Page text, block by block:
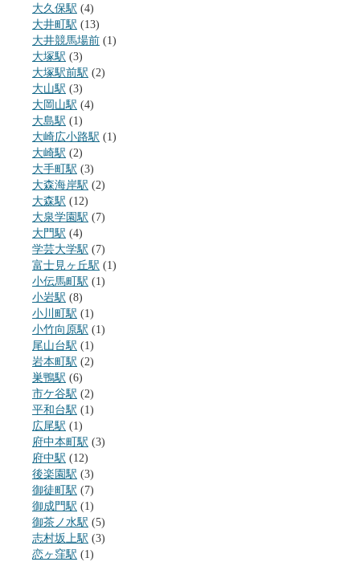
大久保駅 (4)
大井町駅 (13)
大井競馬場前 (1)
大塚駅 (3)
大塚駅前駅 (2)
大山駅 (3)
大岡山駅 (4)
大島駅 (1)
大崎広小路駅 (1)
大崎駅 (2)
大手町駅 (3)
大森海岸駅 (2)
大森駅 (12)
大泉学園駅 (7)
大門駅 (4)
学芸大学駅 (7)
富士見ヶ丘駅 (1)
小伝馬町駅 (1)
小岩駅 (8)
小川町駅 (1)
小竹向原駅 (1)
尾山台駅 (1)
岩本町駅 (2)
巣鴨駅 (6)
市ケ谷駅 (2)
平和台駅 (1)
広尾駅 (1)
府中本町駅 (3)
府中駅 (12)
後楽園駅 (3)
御徒町駅 (7)
御成門駅 (1)
御茶ノ水駅 (5)
志村坂上駅 (3)
恋ヶ窪駅 (1)